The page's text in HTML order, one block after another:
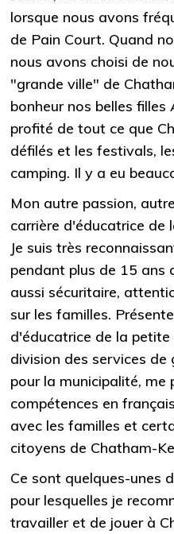
lorsque nous avons
de Pain Court. Quand
nous avons choisi de
"grande ville" de
bonheur nos belles
profité de tout ce que
défilés et les festivals,
camping. Il y a eu
Mon autre passion,
carrière d'éducatrice de
Je suis très
pendant plus de 15 ans
aussi sécuritaire,
sur les familles.
d'éducatrice de la
division des services
pour la municipalité, me
compétences en
avec les familles et
citoyens de Chatham-
Ce sont quelques-unes
pour lesquelles je
travailler et de jouer à